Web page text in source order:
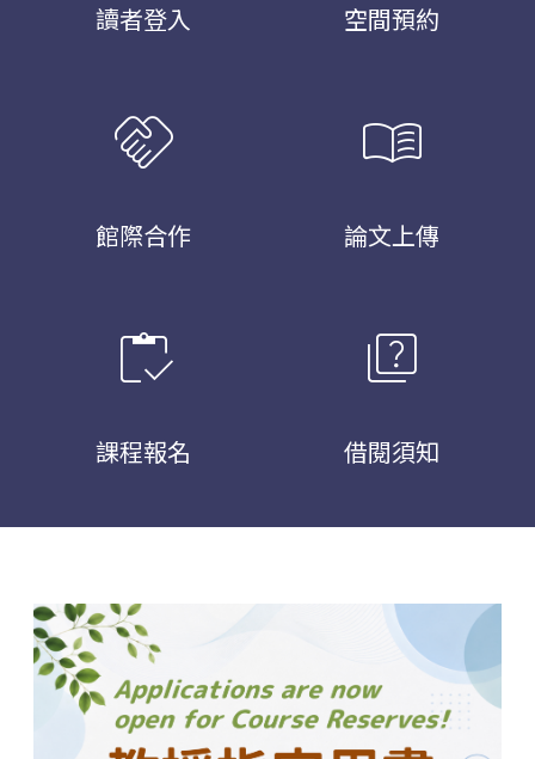
讀者登入 空間預約
handshake
館際合作
menu_book
論文上傳
inventory
課程報名
quiz
借閱須知